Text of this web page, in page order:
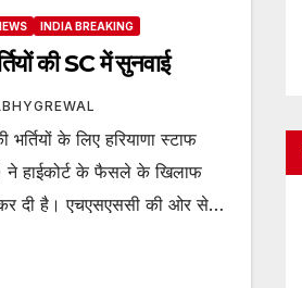
INDIA BREAKING
की SC में सुनवाई
के लिए हरियाणा स्टाफ
हाईकोर्ट के फैसले के खिलाफ
कर दी है। एचएसएससी की ओर से…